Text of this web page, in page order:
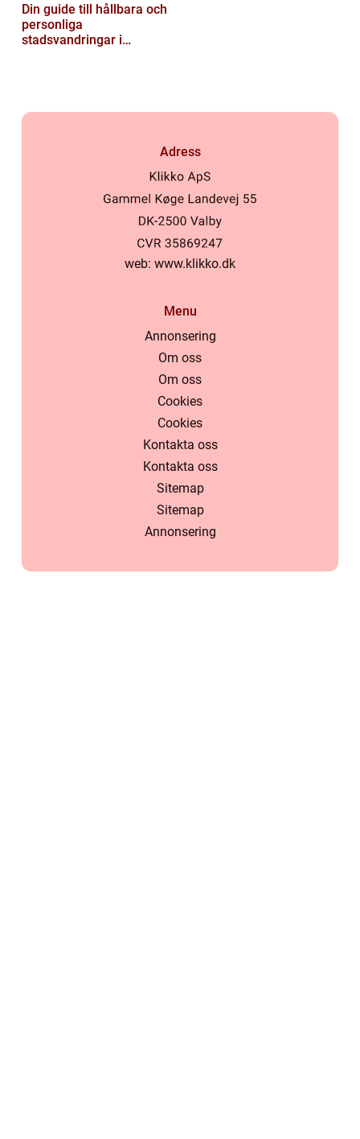
Din guide till hållbara och
personliga
stadsvandringar i
Adress
web: www.klikko.dk
Menu
Annonsering
Om oss
Om oss
Cookies
Cookies
Kontakta oss
Kontakta oss
Sitemap
Sitemap
Annonsering